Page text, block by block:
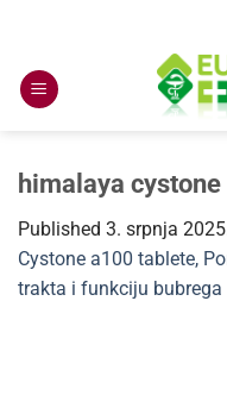
content
himalaya cystone
Published 3. srpnja
Cystone a100 tablete,
trakta i funkciju bubrega